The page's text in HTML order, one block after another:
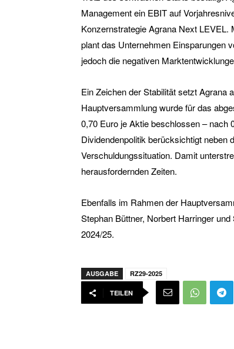
Management ein EBIT auf
Konzernstrategie Agrana Next
plant das Unternehmen Einsparungen
jedoch die negativen
Ein Zeichen der Stabilität setzt Agrana
Hauptversammlung wurde für das
0,70 Euro je Aktie beschlossen – nach
Dividendenpolitik berücksichtigt neben
Verschuldungssituation. Damit
herausfordernden Zeiten.
Ebenfalls im Rahmen der
Stephan Büttner, Norbert Harringer
2024/25.
AUSGABE RZ29-2025
TEILEN